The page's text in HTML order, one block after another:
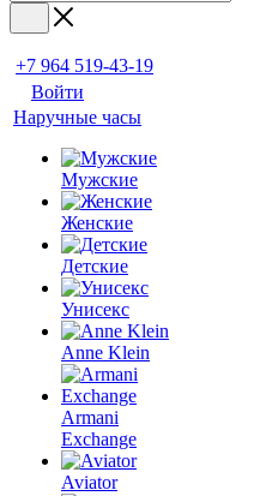
+7 964 519-43-19
Войти
Наручные часы
Мужские
Женские
Детские
Унисекс
Anne Klein
Armani
Exchange
Aviator